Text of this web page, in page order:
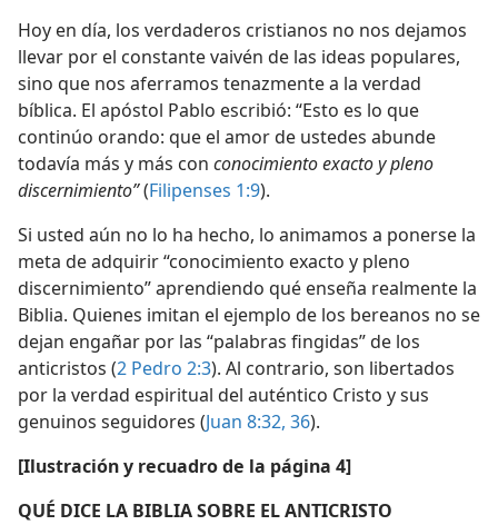
Hoy en día, los verdaderos cristianos no nos dejamos
llevar por el constante vaivén de las ideas populares,
sino que nos aferramos tenazmente a la verdad
bíblica. El apóstol Pablo escribió: “Esto es lo que
continúo orando: que el amor de ustedes abunde
todavía más y más con conocimiento exacto y pleno
discernimiento”(Filipenses 1:9).
Si usted aún no lo ha hecho, lo animamos a ponerse la
meta de adquirir “conocimiento exacto y pleno
discernimiento” aprendiendo qué enseña realmente la
Biblia. Quienes imitan el ejemplo de los bereanos no se
dejan engañar por las “palabras fingidas” de los
anticristos (2 Pedro 2:3). Al contrario, son libertados
por la verdad espiritual del auténtico Cristo y sus
genuinos seguidores (Juan 8:32, 36).
[Ilustración y recuadro de la página 4]
QUÉ DICE LA BIBLIA SOBRE EL ANTICRISTO